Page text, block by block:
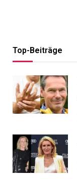
Top-Beiträge